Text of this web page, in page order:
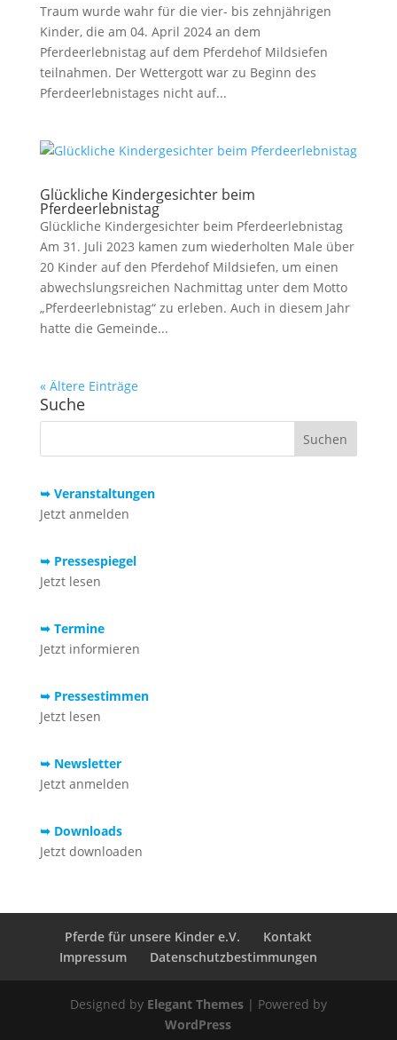
Traum wurde wahr für die vier- bis zehnjährigen
Kinder, die am 04. April 2024 an dem
Pferdeerlebnistag auf dem Pferdehof Mildsiefen
teilnahmen. Der Wettergott war zu Beginn des
Pferdeerlebnistages nicht auf...
Glückliche Kindergesichter beim
Pferdeerlebnistag
Glückliche Kindergesichter beim Pferdeerlebnistag
Am 31. Juli 2023 kamen zum wiederholten Male über
20 Kinder auf den Pferdehof Mildsiefen, um einen
abwechslungsreichen Nachmittag unter dem Motto
„Pferdeerlebnistag“ zu erleben. Auch in diesem Jahr
hatte die Gemeinde...
« Ältere Einträge
Suche
➥ Veranstaltungen
Jetzt anmelden
➥ Pressespiegel
Jetzt lesen
➥ Termine
Jetzt informieren
➥ Pressestimmen
Jetzt lesen
➥ Newsletter
Jetzt anmelden
➥ Downloads
Jetzt downloaden
Pferde für unsere Kinder e.V.
Kontakt
Impressum
Datenschutzbestimmungen
Designed by Elegant Themes| Powered by
WordPress